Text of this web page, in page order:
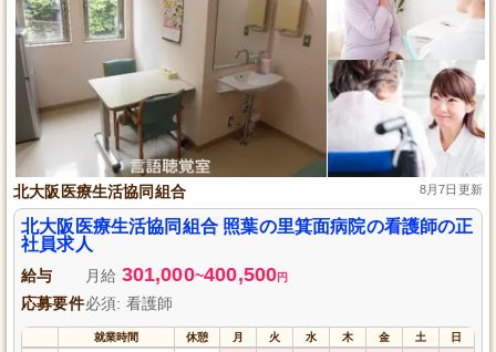
北大阪医療生活協同組合 8月7日更新
北大阪医療生活協同組合 照葉の里箕面病院の看護師の正
社員求人
給与 月給 301,000~400,500円
応募要件必須: 看護師
就業時間 休憩 月 火 水 木 金 土 日